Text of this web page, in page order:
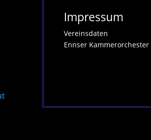
Impressum
Vereinsdaten
Ennser Kammerorchester